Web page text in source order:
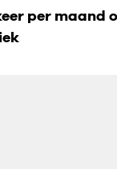
per maand